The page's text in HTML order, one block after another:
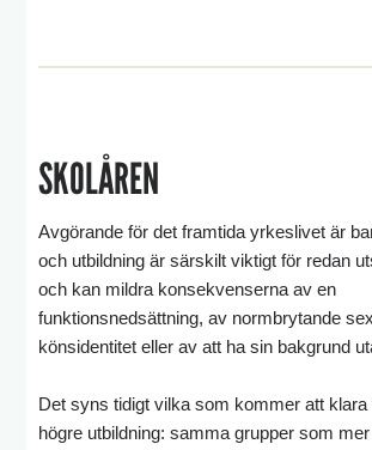
SKOLÅREN
Avgörande för det framtida yrkeslivet är
och utbildning är särskilt viktigt för redan
och kan mildra konsekvenserna av en
funktionsnedsättning, av normbrytande
könsidentitet eller av att ha sin bakgrund
Det syns tidigt vilka som kommer att klara
högre utbildning: samma grupper som